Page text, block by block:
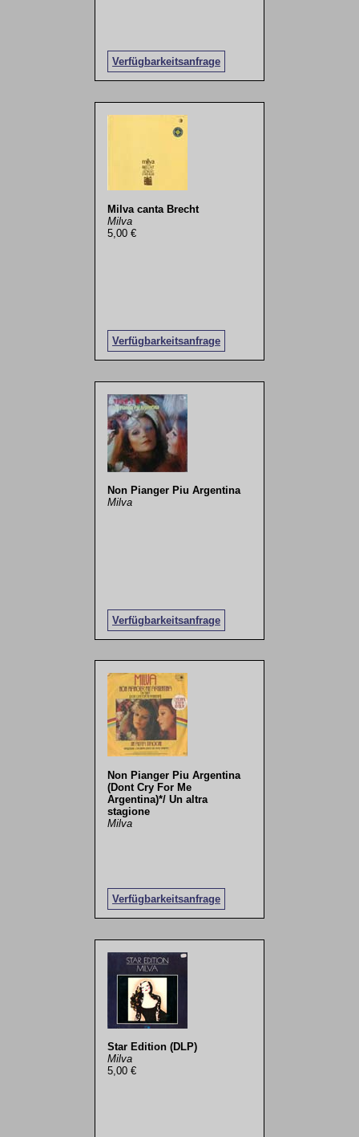
Verfügbarkeitsanfrage
Milva canta Brecht
Milva
5,00 €
Verfügbarkeitsanfrage
Non Pianger Piu Argentina
Milva
Verfügbarkeitsanfrage
Non Pianger Piu Argentina
(Dont Cry For Me
Argentina)*/ Un altra
stagione
Milva
Verfügbarkeitsanfrage
Star Edition (DLP)
Milva
5,00 €